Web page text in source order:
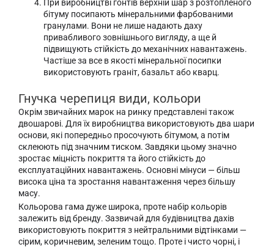
При виробництві гонтів верхній шар з розтопленого
бітуму посипають мінеральними фарбованими
гранулами. Вони не лише надають даху
привабливого зовнішнього вигляду, а ще й
підвищують стійкість до механічних навантажень.
Частіше за все в якості мінеральної посипки
використовують граніт, базальт або кварц.
Гнучка черепиця види, кольори
Окрім звичайних марок на ринку представлені також
двошарові. Для їх виробництва використовують два шари
основи, які попередньо просочують бітумом, а потім
склеюють під значним тиском. Завдяки цьому значно
зростає міцність покриття та його стійкість до
експлуатаційних навантажень. Основні мінуси — більш
висока ціна та зростання навантаження через більшу
масу.
Кольорова гама дуже широка, проте набір кольорів
залежить від бренду. Зазвичай для будівництва дахів
використовують покриття з нейтральними відтінками —
сірим, коричневим, зеленим тощо. Проте і чисто чорні, і